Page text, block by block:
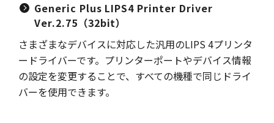
Generic Plus LIPS4 Printer Driver
Ver.2.75（32bit）
さまざまなデバイスに対応した汎用のLIPS 4プリンタ
ードライバーです。プリンターポートやデバイス情報
の設定を変更することで、すべての機種で同じドライ
バーを使用できます。